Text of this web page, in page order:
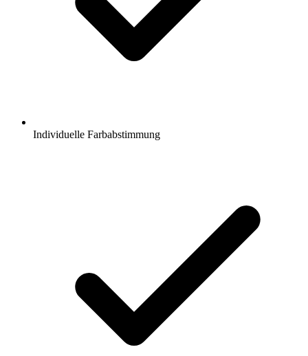
Individuelle Farbabstimmung